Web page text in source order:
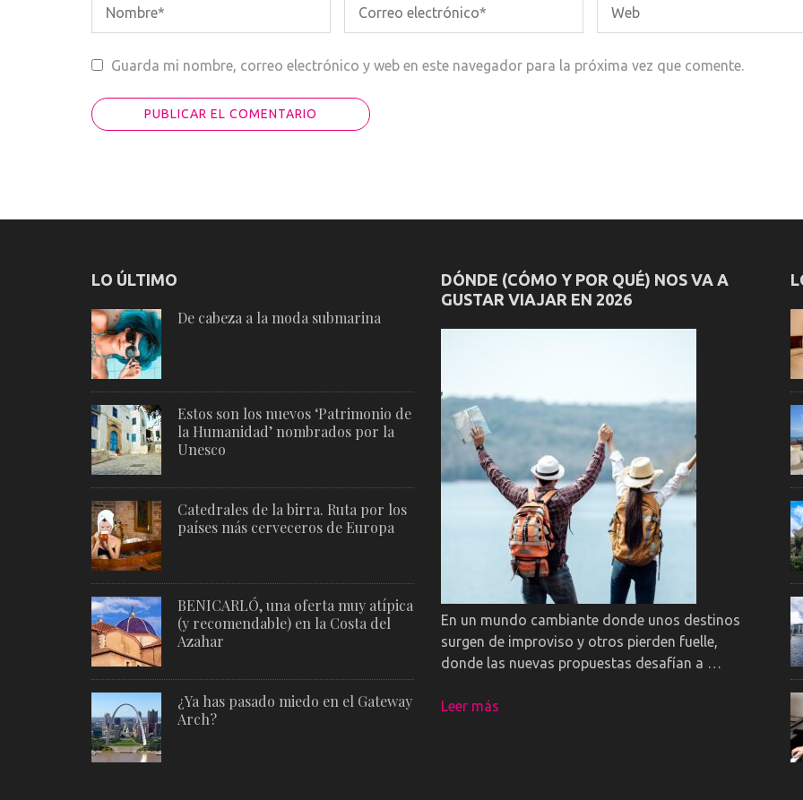
Guarda mi nombre, correo electrónico y web en este navegador para la próxima vez que comente.
LO ÚLTIMO
De cabeza a la moda submarina
Estos son los nuevos ‘Patrimonio de
la Humanidad’ nombrados por la
Unesco
Catedrales de la birra. Ruta por los
países más cerveceros de Europa
BENICARLÓ, una oferta muy atípica
(y recomendable) en la Costa del
Azahar
¿Ya has pasado miedo en el Gateway
Arch?
DÓNDE (CÓMO Y POR QUÉ) NOS VA A
GUSTAR VIAJAR EN 2026
En un mundo cambiante donde unos destinos
surgen de improviso y otros pierden fuelle,
donde las nuevas propuestas desafían a …
Leer más